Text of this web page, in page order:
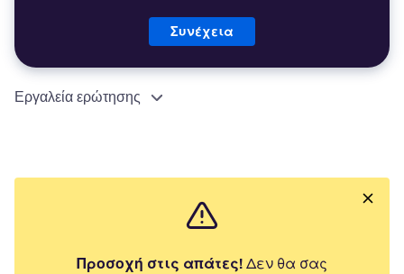
Συνέχεια
Εργαλεία ερώτησης
Προσοχή στις απάτες! Δεν θα σας